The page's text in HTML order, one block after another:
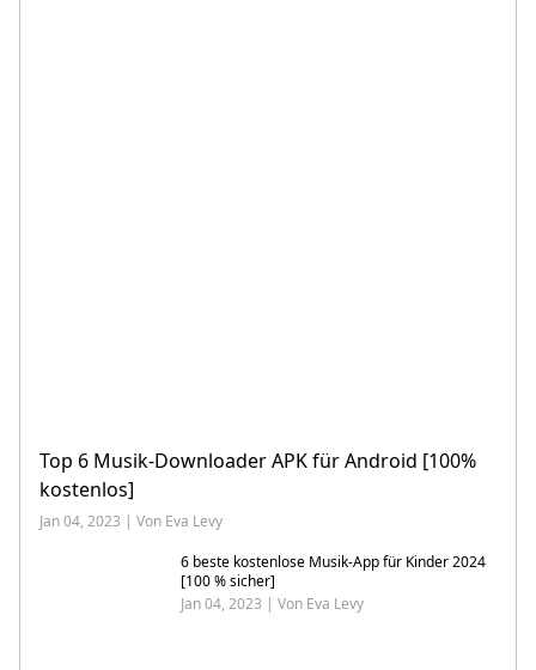
Top 6 Musik-Downloader APK für Android [100%
kostenlos]
Jan 04, 2023 | Von Eva Levy
6 beste kostenlose Musik-App für Kinder 2024
[100 % sicher]
Jan 04, 2023 | Von Eva Levy